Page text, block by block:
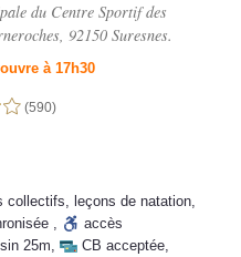
du Centre Sportif des
, 92150 Suresnes.
à 17h30
5 (590)
collectifs, leçons de natation,
,
accès
25m, CB acceptée,